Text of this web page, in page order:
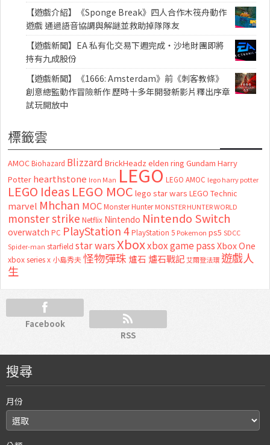
【遊戲介紹】《Sponge Break》四人合作木筏舟動作
遊戲 通過語音協調與解謎並救助掉隊隊友
【遊戲新聞】EA 私有化交易下週完成・沙地財團即將
持有九成股份
【遊戲新聞】《1666: Amsterdam》前《刺客教條》
創意總監動作冒險新作 歷時十多年開發新影片釋出序章
試玩開放中
標籤雲
AMOC Biohazard Blizzard BrickHeadz elden ring Gundam Harry
Potter hearthstone Iron Man LEGO LEGO AMOC lego harry potter
LEGO Ideas LEGO MOC lego star wars LEGO Technic
marvel Mhchan MOC Monster Hunter MONSTER HUNTER WORLD
monster strike Netflix Nintendo Nintendo Switch
overwatch PC PlayStation 4 PlayStation 5 Pokemon ps5 SDCC
Spider-man starfield star wars Xboxxbox game passXbox One
xbox series x 小島秀夫怪物彈珠 爐石 爐石戰記艾爾登法環 遊戲人
生
Facebook
RSS
搜尋
月份